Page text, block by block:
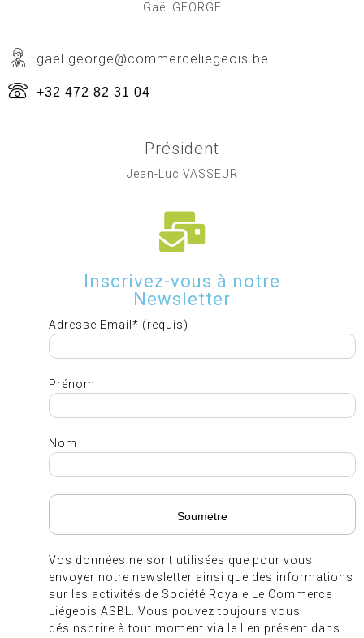
Gaël GEORGE
gael.george@commerceliegeois.be
+32 472 82 31 04
Président
Jean-Luc VASSEUR
Inscrivez-vous à notre
Newsletter
Adresse Email* (requis)
Prénom
Nom
Vos données ne sont utilisées que pour vous
envoyer notre newsletter ainsi que des informations
sur les activités de Société Royale Le Commerce
Liégeois ASBL. Vous pouvez toujours vous
désinscrire à tout moment via le lien présent dans